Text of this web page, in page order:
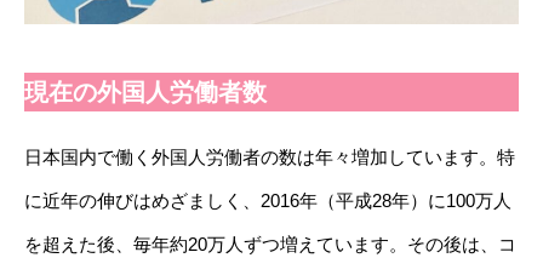
現在の外国人労働者数
日本国内で働く外国人労働者の数は年々増加しています。特
に近年の伸びはめざましく、2016年（平成28年）に100万人
を超えた後、毎年約20万人ずつ増えています。その後は、コ